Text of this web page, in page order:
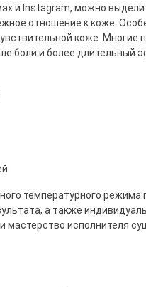
и Instagram, можно
отношение к коже.
коже. Многие
боли и более длительный
температурного режима
а также
мастерство исполнителя